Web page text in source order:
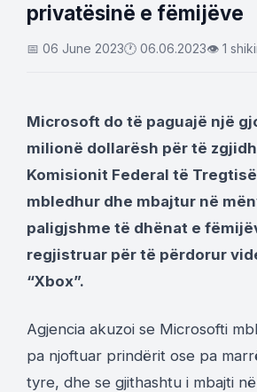
privatësinë e fëmijëve
📅 06 June 2023🕐 06.06.2023👁 1
Microsoft do të paguajë një
milionë dollarësh për të
Komisionit Federal të
mbledhur dhe mbajtur në
paligjshme të dhënat e
regjistruar për të përdorur
“Xbox”.
Agjencia akuzoi se Microsofti
pa njoftuar prindërit ose pa
tyre, dhe se gjithashtu i mbajti